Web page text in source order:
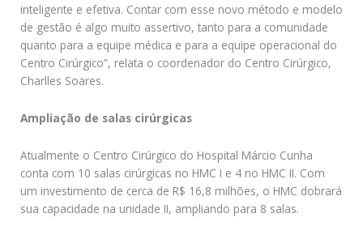
inteligente e efetiva. Contar com esse novo método e modelo
de gestão é algo muito assertivo, tanto para a comunidade
quanto para a equipe médica e para a equipe operacional do
Centro Cirúrgico”, relata o coordenador do Centro Cirúrgico,
Charlles Soares.
Ampliação de salas cirúrgicas
Atualmente o Centro Cirúrgico do Hospital Márcio Cunha
conta com 10 salas cirúrgicas no HMC I e 4 no HMC II. Com
um investimento de cerca de R$ 16,8 milhões, o HMC dobrará
sua capacidade na unidade II, ampliando para 8 salas.